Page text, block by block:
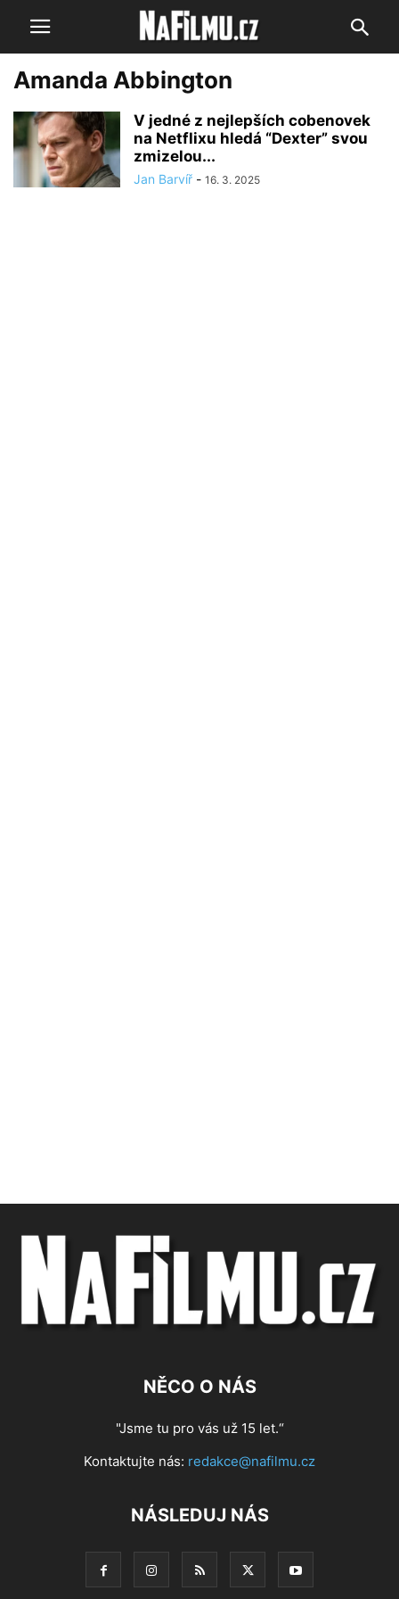
Amanda Abbington
V jedné z nejlepších cobenovek
na Netflixu hledá “Dexter” svou
zmizelou...
Jan Barvíř - 16. 3. 2025
NĚCO O NÁS
"Jsme tu pro vás už 15 let.“
Kontaktujte nás: redakce@nafilmu.cz
NÁSLEDUJ NÁS